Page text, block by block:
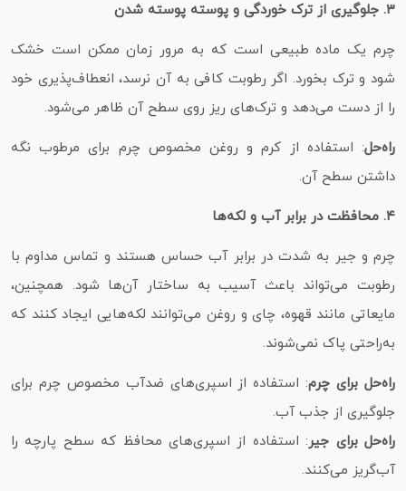
۳. جلوگیری از ترک‌ خوردگی و پوسته‌ پوسته شدن
چرم یک ماده طبیعی است که به مرور زمان ممکن است خشک
شود و ترک بخورد. اگر رطوبت کافی به آن نرسد، انعطاف‌پذیری خود
را از دست می‌دهد و ترک‌های ریز روی سطح آن ظاهر می‌شود.
راه‌حل: استفاده از کرم و روغن مخصوص چرم برای مرطوب نگه
داشتن سطح آن.
۴. محافظت در برابر آب و لکه‌ها
چرم و جیر به شدت در برابر آب حساس هستند و تماس مداوم با
رطوبت می‌تواند باعث آسیب به ساختار آن‌ها شود. همچنین،
مایعاتی مانند قهوه، چای و روغن می‌توانند لکه‌هایی ایجاد کنند که
به‌راحتی پاک نمی‌شوند.
راه‌حل برای چرم: استفاده از اسپری‌های ضدآب مخصوص چرم برای
جلوگیری از جذب آب.
راه‌حل برای جیر: استفاده از اسپری‌های محافظ که سطح پارچه را
آب‌گریز می‌کنند.